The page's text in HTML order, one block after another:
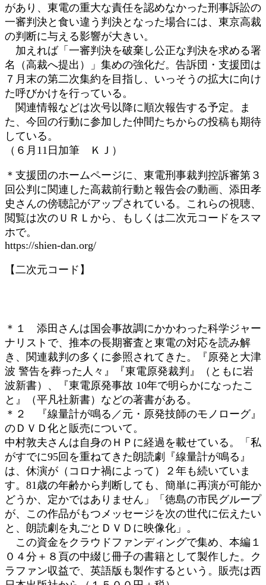
があり、東電の重大な責任を認めなかった刑事訴訟の
一審判決と食い違う判決となった場合には、東京高裁
の判断に与える影響が大きい。
加えれば「一審判決を破棄し公正な判決を求める署
名（高裁へ提出）」集めの強化だ。告訴団・支援団は
７月末の第二次集約を目指し、いっそうの拡大に向け
た呼びかけを行っている。
関連情報などは次号以降に順次報告する予定。ま
た、今回の行動に参加した仲間たちからの投稿も期待
している。
（６月11日加筆 ＫＪ）
＊支援団のホームページに、東電刑事裁判控訴審第３
回公判に関連した高裁前行動と報告会の動画、添田孝
史さんの傍聴記がアップされている。これらの視聴、
閲覧は次のＵＲＬから、もしくは二次元コードをスマ
ホで。
https://shien-dan.org/
【二次元コード】
＊１ 添田さんは国会事故調にかかわった科学ジャー
ナリストで、推本の長期審査と東電の対応を読み解
き、関連裁判の多くに参照されてきた。『原発と大津
波 警告を葬った人々』『東電原発裁判』（ともに岩
波新書）、『東電原発事故 10年で明らかになったこ
と』（平凡社新書）などの著書がある。
＊２ 『線量計が鳴る／元・原発技師のモノローグ』
のＤＶＤ化と販売について。
中村敦夫さんは自身のＨＰに経過を載せている。「私
がすでに95回を重ねてきた朗読劇『線量計が鳴る』
は、休演が（コロナ禍によって）２年も続いていま
す。81歳の年齢から判断しても、簡単に再演が可能か
どうか、定かではありません」「徳島の市民グループ
が、この作品がもつメッセージを次の世代に伝えたい
と、朗読劇を丸ごとＤＶＤに映像化」。
この資金をクラウドファンディングで集め、本編１
０４分＋８頁の中綴じ冊子の書籍として製作した。ク
ラファン収益で、英語版も製作するという。販売は西